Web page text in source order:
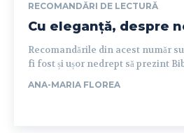
RECOMANDĂRI DE LECTURĂ
Cu eleganță, despre
Recomandările din acest număr
fi fost și ușor nedrept să prezint
ANA-MARIA FLOREA